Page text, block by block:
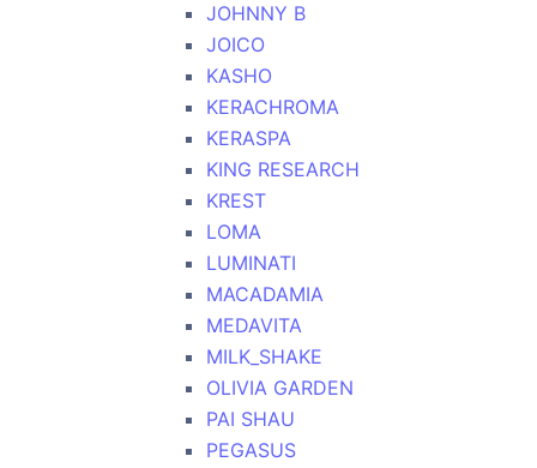
JOHNNY B
JOICO
KASHO
KERACHROMA
KERASPA
KING RESEARCH
KREST
LOMA
LUMINATI
MACADAMIA
MEDAVITA
MILK_SHAKE
OLIVIA GARDEN
PAI SHAU
PEGASUS